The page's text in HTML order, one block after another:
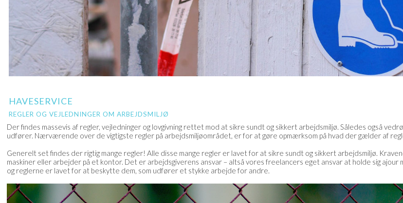
HAVESERVICE
REGLER OG VEJLEDNINGER OM ARBEJDSMILJØ
Der findes massevis af regler, vejledninger og lovgivning rettet mod at sikre sundt og sikkert arbejdsmiljø. Således også
udfører. Nærværende over de vigtigste regler på arbejdsmiljøområdet, er for at gøre opmærksom på hvad der gælder af
Generelt set findes der rigtig mange regler! Alle disse mange regler er lavet for at sikre sundt og sikkert arbejdsmiljø.
maskiner eller arbejder på et kontor. Det er arbejdsgiverens ansvar – altså vores freelancers eget ansvar at holde sig
og reglerne er lavet for at beskytte dem, som udfører et stykke arbejde for andre.